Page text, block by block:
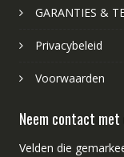
GARANTIES &
Privacybeleid
Voorwaarden
Neem contact met
Velden die